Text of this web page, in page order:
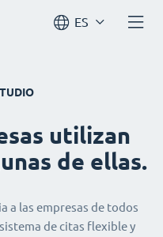
ES
utilizan
de ellas.
a las empresas de todos
de citas flexible y